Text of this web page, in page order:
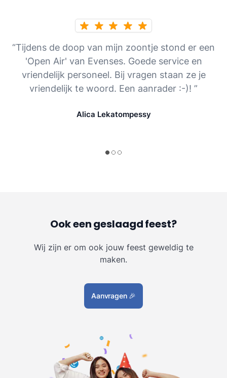
“Tijdens de doop van mijn zoontje stond er een
'Open Air' van Evenses. Goede service en
vriendelijk personeel. Bij vragen staan ze je
vriendelijk te woord. Een aanrader :-)! ”
Alica Lekatompessy
Ook een geslaagd feest?
Wij zijn er om ook jouw feest geweldig te
maken.
Aanvragen 🎉